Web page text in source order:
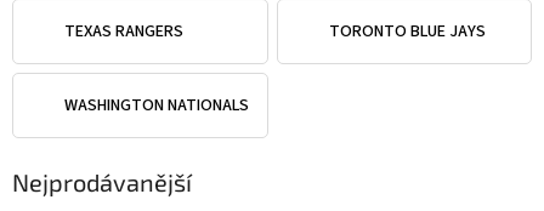
TEXAS RANGERS TORONTO BLUE JAYS
WASHINGTON NATIONALS
Nejprodávanější